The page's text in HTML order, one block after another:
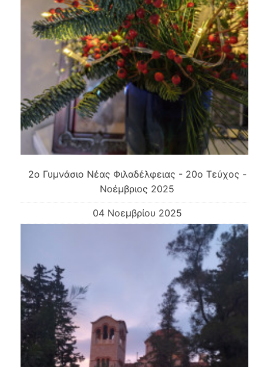
2o Γυμνάσιο Νέας Φιλαδέλφειας - 20ο Τεύχος -
Νοέμβριος 2025
04 Νοεμβρίου 2025